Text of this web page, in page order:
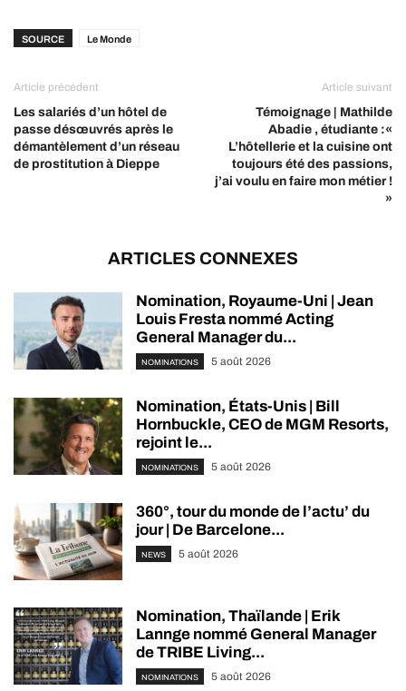
SOURCE Le Monde
Article précédent
Les salariés d’un hôtel de
passe désœuvrés après le
démantèlement d’un réseau
de prostitution à Dieppe
Article suivant
Témoignage | Mathilde
Abadie , étudiante :«
L’hôtellerie et la cuisine ont
toujours été des passions,
j’ai voulu en faire mon métier !
»
ARTICLES CONNEXES
Nomination, Royaume-Uni | Jean
Louis Fresta nommé Acting
General Manager du...
NOMINATIONS 5 août 2026
Nomination, États-Unis | Bill
Hornbuckle, CEO de MGM Resorts,
rejoint le...
NOMINATIONS 5 août 2026
360°, tour du monde de l’actu’ du
jour | De Barcelone...
NEWS 5 août 2026
Nomination, Thaïlande | Erik
Lannge nommé General Manager
de TRIBE Living...
NOMINATIONS 5 août 2026